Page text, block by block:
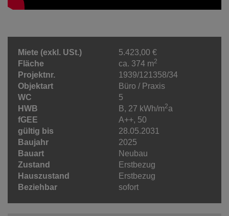
Miete (exkl. USt.)
5.423,00 €
Fläche
ca. 374 m2
Projektnr.
1939/121358/34
Objektart
Büro / Praxis
WC
5
HWB
B, 27 kWh/m2a
fGEE
A++, 50
gültig bis
28.05.2031
Baujahr
2025
Bauart
Neubau
Zustand
Erstbezug
Hauszustand
Erstbezug
Beziehbar
sofort